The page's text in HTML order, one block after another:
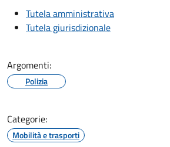
Tutela amministrativa
Tutela giurisdizionale
Argomenti:
Polizia
Categorie:
Mobilità e trasporti